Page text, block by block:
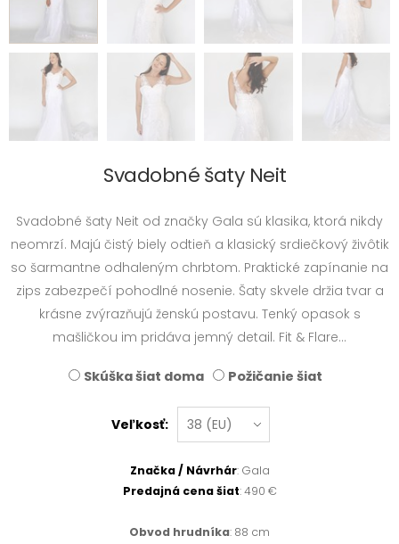
Svadobné šaty Neit
Svadobné šaty Neit od značky Gala sú klasika, ktorá nikdy
neomrzí. Majú čistý biely odtieň a klasický srdiečkový živôtik
so šarmantne odhaleným chrbtom. Praktické zapínanie na
zips zabezpečí pohodlné nosenie. Šaty skvele držia tvar a
krásne zvýrazňujú ženskú postavu. Tenký opasok s
mašličkou im pridáva jemný detail. Fit & Flare...
Skúška šiat doma Požičanie šiat
Veľkosť:
Značka / Návrhár: Gala
Predajná cena šiat: 490 €
Obvod hrudníka: 88 cm